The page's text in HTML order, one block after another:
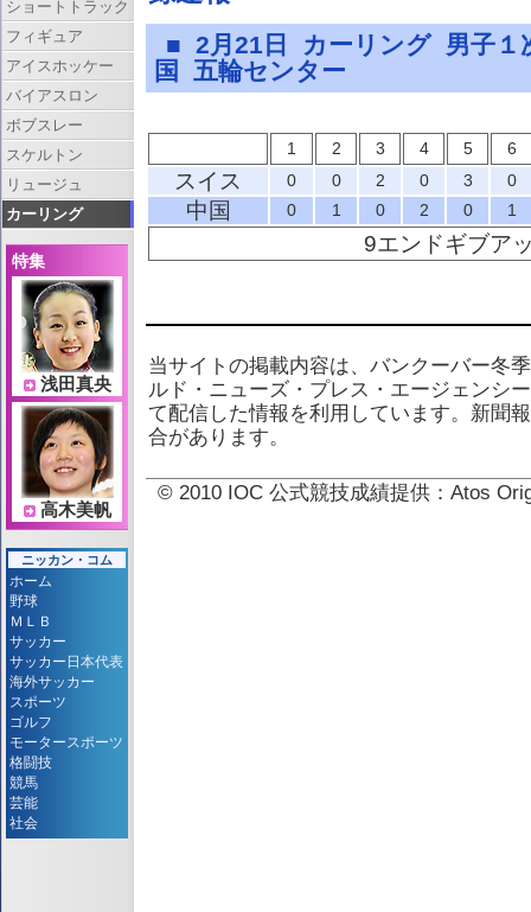
■ 2月21日 カーリング 男子１
国 五輪センター
1 2 3 4 5 6
スイス 0 0 2 0 3 0
中国 0 1 0 2 0 1
9エンドギブア
当サイトの掲載内容は、バンクーバー冬
ルド・ニューズ・プレス・エージェンシ
て配信した情報を利用しています。新聞
合があります。
© 2010 IOC 公式競技成績提供：Atos
ショートトラック
フィギュア
アイスホッケー
バイアスロン
ボブスレー
スケルトン
リュージュ
カーリング
特集
浅田真央
高木美帆
ニッカン・コム
ホーム
野球
ＭＬＢ
サッカー
サッカー日本代表
海外サッカー
スポーツ
ゴルフ
モータースポーツ
格闘技
競馬
芸能
社会